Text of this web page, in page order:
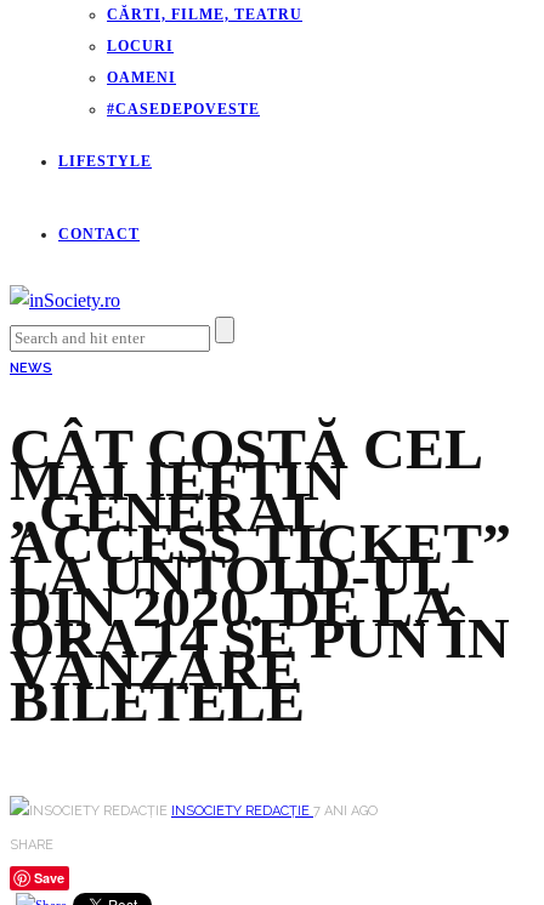
CĂRTI, FILME, TEATRU
LOCURI
OAMENI
#CASEDEPOVESTE
LIFESTYLE
CONTACT
NEWS
CÂT COSTĂ CEL
MAI IEFTIN
„GENERAL
ACCESS TICKET”
LA UNTOLD-UL
DIN 2020. DE LA
ORA 14 SE PUN ÎN
VÂNZARE
BILETELE
INSOCIETY REDACȚIE 7 ANI AGO
SHARE
Save